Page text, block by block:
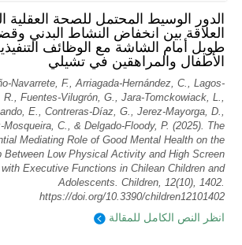
الدور الوسيط المحتمل للصحة العقلية
العلاقة بين انخفاض النشاط البدني
طويل أمام الشاشة مع الوظائف
الأطفال والمراهقين في تشيلي
Navarrete, F., Arriagada-Hernández, C., Lagos-
R., Fuentes-Vilugrón, G., Jara-Tomckowiack, L.,
E., Contreras-Díaz, G., Jerez-Mayorga, D.,
Mosqueira, C., & Delgado-Floody, P. (2025). The
Mediating Role of Good Mental Health on the
Between Low Physical Activity and High Screen
Executive Functions in Chilean Children and
Adolescents. Children, 12(10), 1402.
https://doi.org/10.3390/children12101402
انظر النص الكامل للمقالة